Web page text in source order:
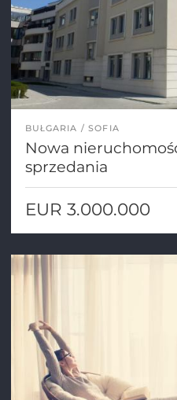
BUŁGARIA SOFIA
Nowa
sprzedania
EUR 3.000.000